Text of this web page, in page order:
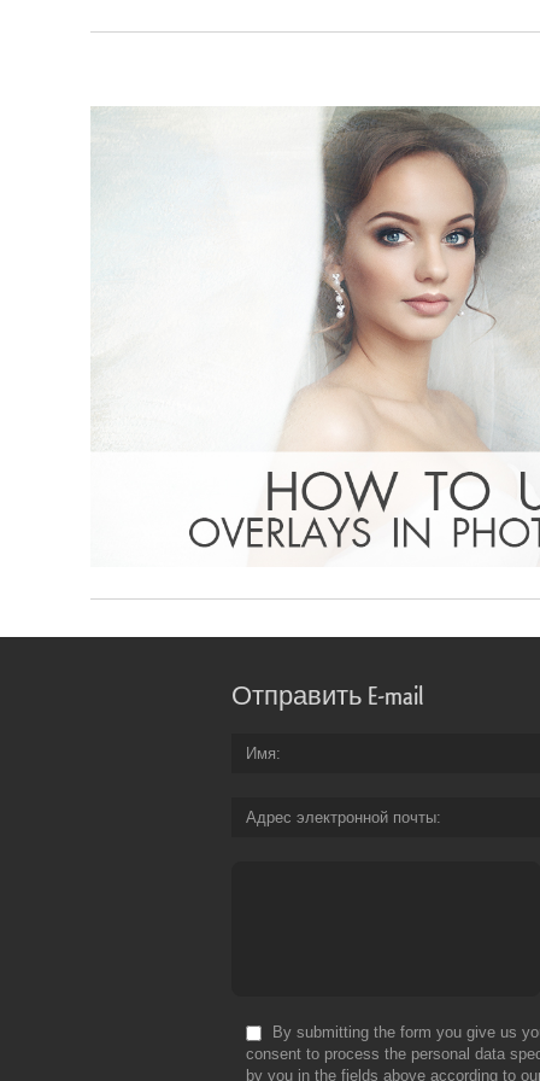
Отправить E-mail
Имя
Адрес электронной почты
By submitting the form you give us
consent to process the personal data
by you in the fields above according to